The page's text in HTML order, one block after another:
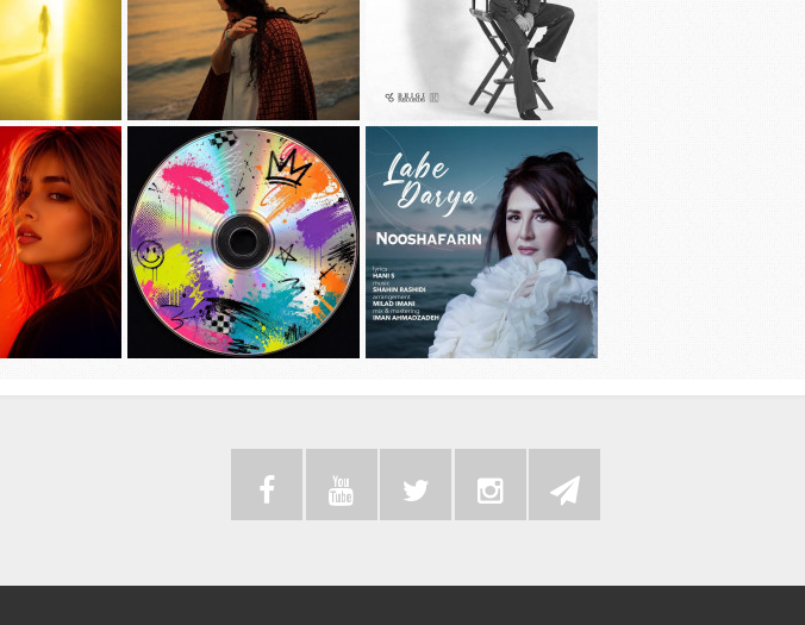
دانلود آهنگ جديد
وقتی
دانلود آهنگ جديد امیر عظیمی به نام
دختر بندر
دانلود آهنگ جديد سامی بیگی به نام بد
عادت